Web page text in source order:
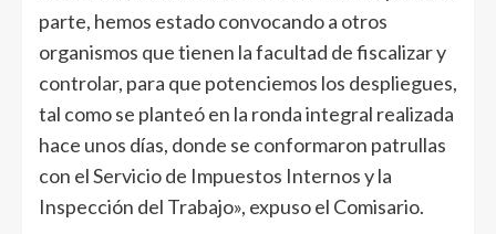
parte, hemos estado convocando a otros
organismos que tienen la facultad de fiscalizar y
controlar, para que potenciemos los despliegues,
tal como se planteó en la ronda integral realizada
hace unos días, donde se conformaron patrullas
con el Servicio de Impuestos Internos y la
Inspección del Trabajo», expuso el Comisario.